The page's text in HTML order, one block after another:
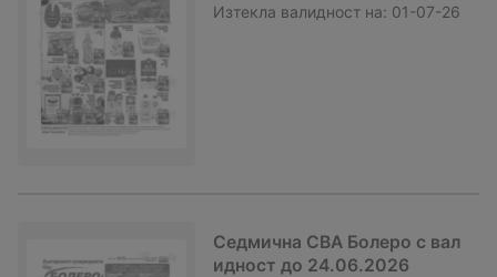
Изтекла валидност на: 01-07-26
Седмична CBA Болеро с вал
идност до 24.06.2026